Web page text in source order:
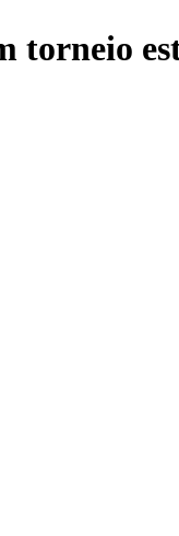
torneio